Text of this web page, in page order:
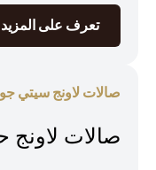
تعرف على المزيد
صالات لاونج سيتي
صالات